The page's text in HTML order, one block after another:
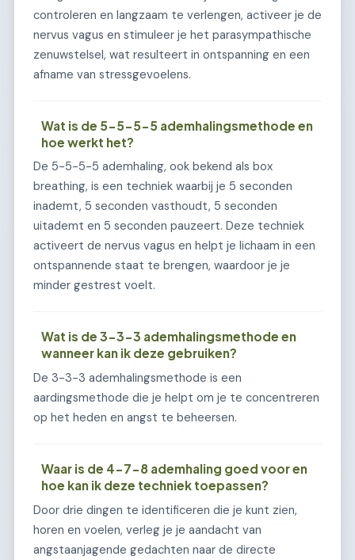
controleren en langzaam te verlengen, activeer je de
nervus vagus en stimuleer je het parasympathische
zenuwstelsel, wat resulteert in ontspanning en een
afname van stressgevoelens.
Wat is de 5-5-5-5 ademhalingsmethode en
hoe werkt het?
De 5-5-5-5 ademhaling, ook bekend als box
breathing, is een techniek waarbij je 5 seconden
inademt, 5 seconden vasthoudt, 5 seconden
uitademt en 5 seconden pauzeert. Deze techniek
activeert de nervus vagus en helpt je lichaam in een
ontspannende staat te brengen, waardoor je je
minder gestrest voelt.
Wat is de 3-3-3 ademhalingsmethode en
wanneer kan ik deze gebruiken?
De 3-3-3 ademhalingsmethode is een
aardingsmethode die je helpt om je te concentreren
op het heden en angst te beheersen.
Waar is de 4-7-8 ademhaling goed voor en
hoe kan ik deze techniek toepassen?
Door drie dingen te identificeren die je kunt zien,
horen en voelen, verleg je je aandacht van
angstaanjagende gedachten naar de directe